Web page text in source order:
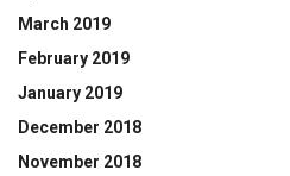
March 2019
February 2019
January 2019
December 2018
November 2018